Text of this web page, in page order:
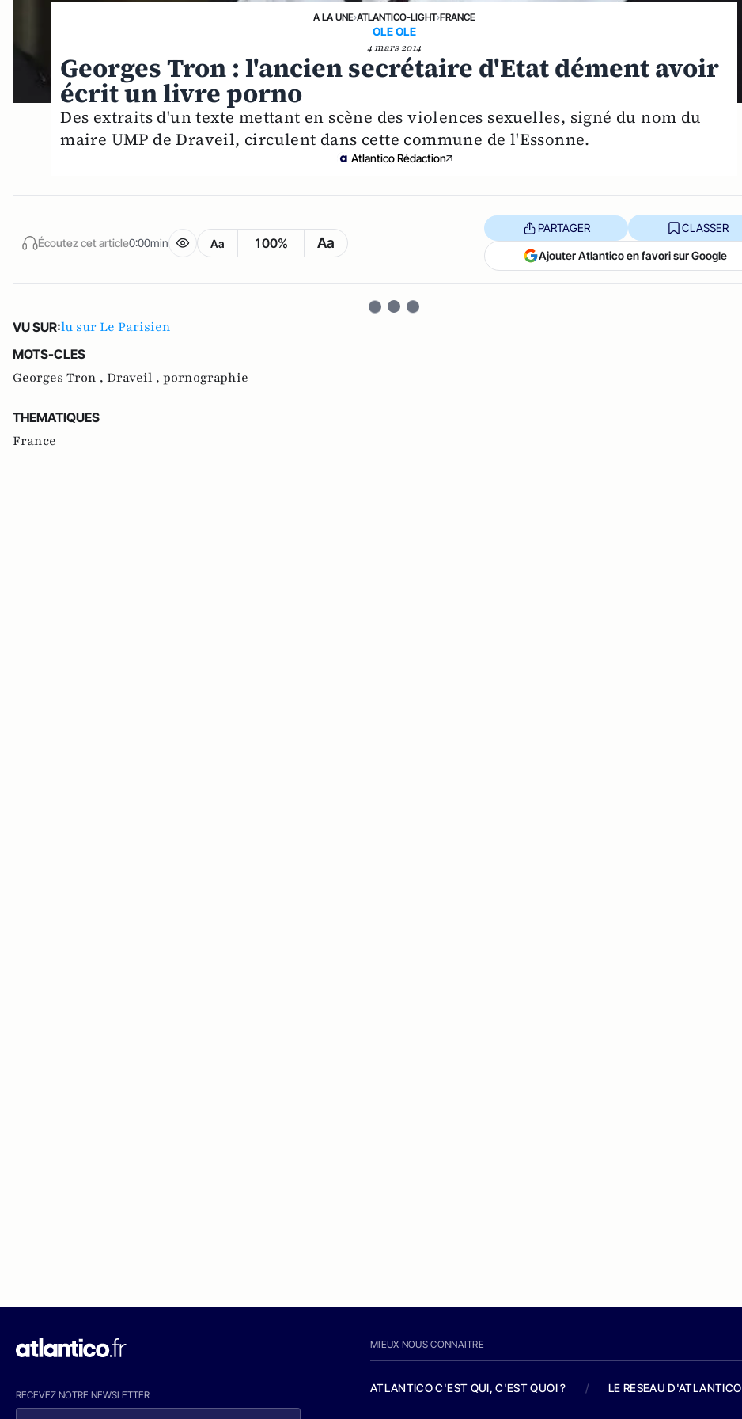
A LA UNE›ATLANTICO-LIGHT›FRANCE
OLE OLE
4 mars 2014
Georges Tron : l'ancien secrétaire d'Etat dément avoir
écrit un livre porno
Des extraits d'un texte mettant en scène des violences sexuelles, signé du nom du
maire UMP de Draveil, circulent dans cette commune de l'Essonne.
Atlantico Rédaction
Écoutez cet article0:00min Aa 100% Aa
PARTAGER CLASSER
Ajouter Atlantico en favori sur Google
VU SUR:lu sur Le Parisien
MOTS-CLES
Georges Tron , Draveil , pornographie
THEMATIQUES
France
RECEVEZ NOTRE NEWSLETTER
MIEUX NOUS CONNAITRE
ATLANTICO C'EST QUI, C'EST QUOI ? / LE RESEAU D'ATLANTICO